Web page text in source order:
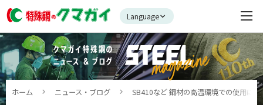
Language
ホーム ニュース・ブログ SB410など 鋼材の高温環境での使用に